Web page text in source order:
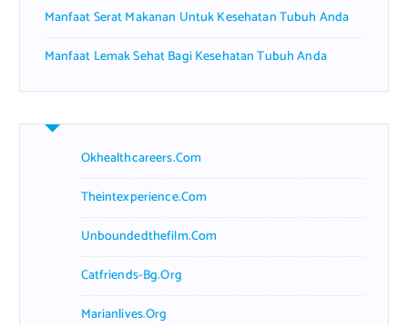
Manfaat Serat Makanan Untuk Kesehatan Tubuh Anda
Manfaat Lemak Sehat Bagi Kesehatan Tubuh Anda
Okhealthcareers.com
Theintexperience.com
Unboundedthefilm.com
Catfriends-Bg.org
Marianlives.org